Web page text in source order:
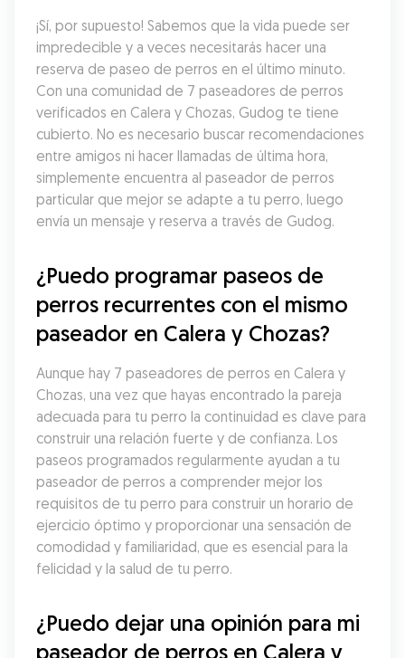
¡Sí, por supuesto! Sabemos que la vida puede ser
impredecible y a veces necesitarás hacer una
reserva de paseo de perros en el último minuto.
Con una comunidad de 7 paseadores de perros
verificados en Calera y Chozas, Gudog te tiene
cubierto. No es necesario buscar recomendaciones
entre amigos ni hacer llamadas de última hora,
simplemente encuentra al paseador de perros
particular que mejor se adapte a tu perro, luego
envía un mensaje y reserva a través de Gudog.
¿Puedo programar paseos de
perros recurrentes con el mismo
paseador en Calera y Chozas?
Aunque hay 7 paseadores de perros en Calera y
Chozas, una vez que hayas encontrado la pareja
adecuada para tu perro la continuidad es clave para
construir una relación fuerte y de confianza. Los
paseos programados regularmente ayudan a tu
paseador de perros a comprender mejor los
requisitos de tu perro para construir un horario de
ejercicio óptimo y proporcionar una sensación de
comodidad y familiaridad, que es esencial para la
felicidad y la salud de tu perro.
¿Puedo dejar una opinión para mi
paseador de perros en Calera y